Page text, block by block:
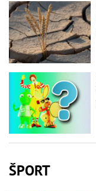
ŠPORT